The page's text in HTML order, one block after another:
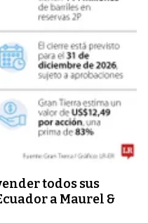
todos sus
a Maurel &